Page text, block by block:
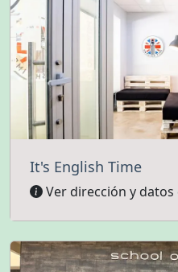
It's English Time
Ver dirección y